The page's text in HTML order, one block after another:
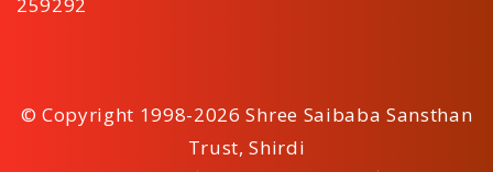
© Copyright 1998-2026 Shree Saibaba Sansthan
Trust, Shirdi